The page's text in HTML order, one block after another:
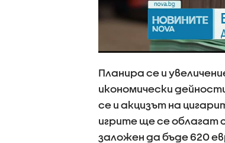
Планира се и
икономически
се и акцизът на
игрите ще се облагат
заложен да бъде 620